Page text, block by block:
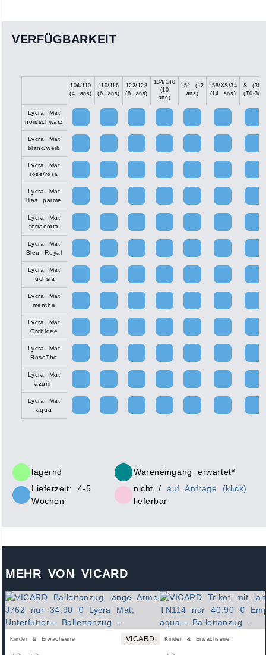
VERFÜGBARKEIT
104/110
(4 ans)
110/116
(6 ans)
122/128
(8 ans)
134/140
(10
ans)
152 (12
ans)
158/XS/34
(14 ans)
S (36)
(T0-38)
Lycra Mat
noir/schwarz
Lycra Mat
blanc/weiß
Lycra Mat
rose/rosa
Lycra Mat
lilas parme
Lycra Mat
terracotta
Lycra Mat
Bleu Royal
Lycra Mat
fuchsia
Lycra Mat
menthe
Lycra Mat
Orchidee
Lycra Mat
RoseThe
Lycra Mat
azurin
Lycra Mat
aqua
lagernd
Wareneingang erwartet*
Lieferzeit: 4-5
Wochen
nicht /auf Anfrage (klick)
lieferbar
MEHR VON VICARD
Kinder & Erwachsene VICARD Kinder & Erwachsene